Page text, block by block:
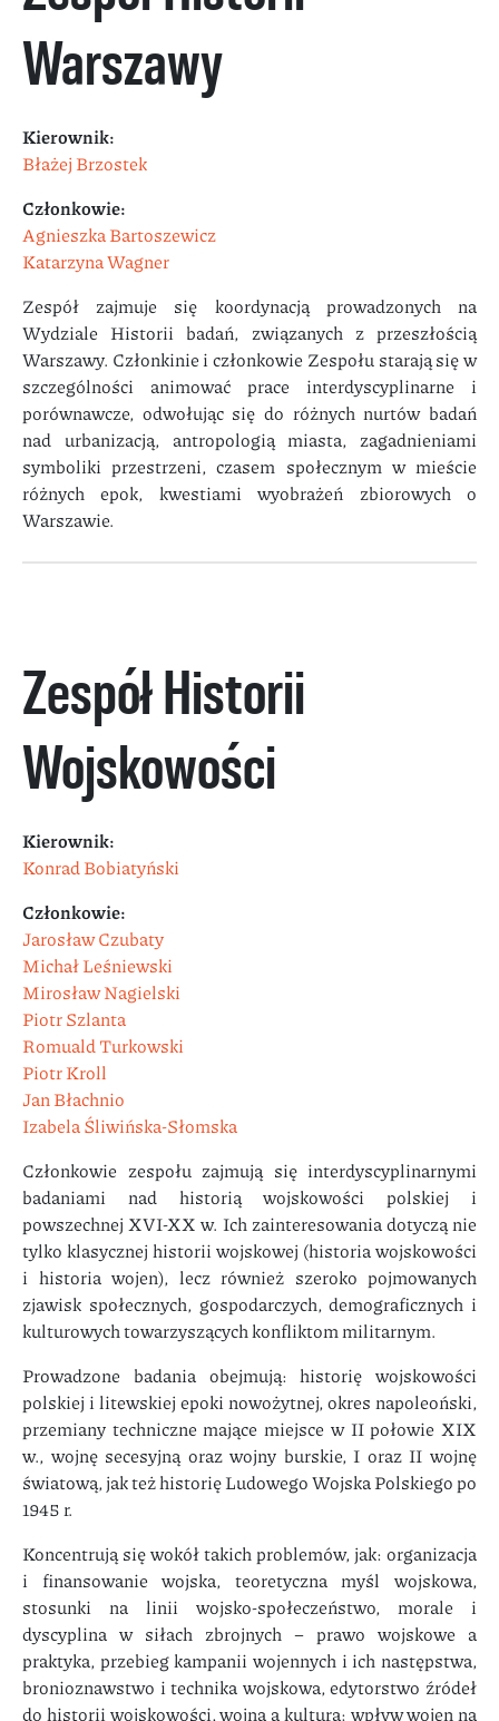
Warszawy
Kierownik:
Błażej Brzostek
Członkowie:
Agnieszka Bartoszewicz
Katarzyna Wagner
Zespół zajmuje się koordynacją prowadzonych na
Wydziale Historii badań, związanych z przeszłością
Warszawy. Członkinie i członkowie Zespołu starają się w
szczególności animować prace interdyscyplinarne i
porównawcze, odwołując się do różnych nurtów badań
nad urbanizacją, antropologią miasta, zagadnieniami
symboliki przestrzeni, czasem społecznym w mieście
różnych epok, kwestiami wyobrażeń zbiorowych o
Warszawie.
Zespół Historii
Wojskowości
Kierownik:
Konrad Bobiatyński
Członkowie:
Jarosław Czubaty
Michał Leśniewski
Mirosław Nagielski
Piotr Szlanta
Romuald Turkowski
Piotr Kroll
Jan Błachnio
Izabela Śliwińska-Słomska
Członkowie zespołu zajmują się interdyscyplinarnymi
badaniami nad historią wojskowości polskiej i
powszechnej XVI-XX w. Ich zainteresowania dotyczą nie
tylko klasycznej historii wojskowej (historia wojskowości
i historia wojen), lecz również szeroko pojmowanych
zjawisk społecznych, gospodarczych, demograficznych i
kulturowych towarzyszących konfliktom militarnym.
Prowadzone badania obejmują: historię wojskowości
polskiej i litewskiej epoki nowożytnej, okres napoleoński,
przemiany techniczne mające miejsce w II połowie XIX
w., wojnę secesyjną oraz wojny burskie, I oraz II wojnę
światową, jak też historię Ludowego Wojska Polskiego po
1945 r.
Koncentrują się wokół takich problemów, jak: organizacja
i finansowanie wojska, teoretyczna myśl wojskowa,
stosunki na linii wojsko-społeczeństwo, morale i
dyscyplina w siłach zbrojnych – prawo wojskowe a
praktyka, przebieg kampanii wojennych i ich następstwa,
bronioznawstwo i technika wojskowa, edytorstwo źródeł
do historii wojskowości, wojna a kultura: wpływ wojen na